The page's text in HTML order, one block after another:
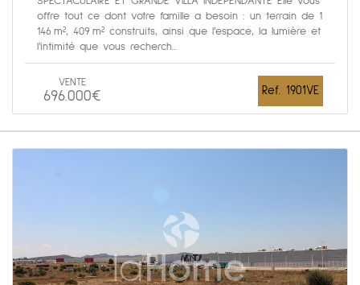
offre tout ce dont votre famille a besoin : un terrain de 1
146 m², 409 m² construits, ainsi que l’espace, la lumière et
l’intimité que vous recherch...
VENTE
696.000€ Ref. 1901VE